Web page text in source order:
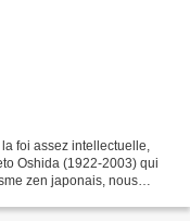
foi assez intellectuelle,
Oshida (1922-2003) qui
zen japonais, nous